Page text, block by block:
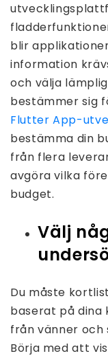
blir
information
och välja
bestämmer sig
Flutter App-
bestämma din
från flera
avgöra vilka
budget.
Välj
Du måste
baserat på dina
från vänner
Börja med att